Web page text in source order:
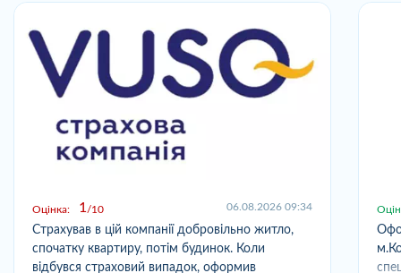
Оцінка: 1 10 06.08.2026 09:34
Страхував в цій компанії добровільно житло,
спочатку квартиру, потім будинок. Коли
відбувся страховий випадок, оформив